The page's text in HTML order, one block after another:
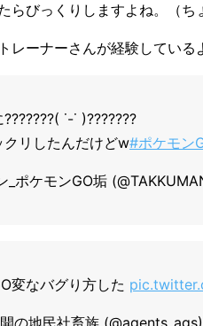
らびっくりしますよね。（ち
レーナーさんが経験している
˙-˙ )???????
クリしたんだけどw#ポケモン
ポケモンGO垢
変なバグり方した
の地民社畜族 (@agents_ags)